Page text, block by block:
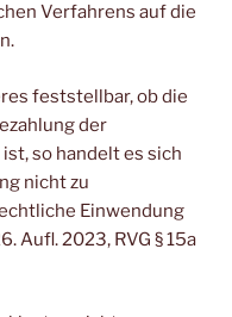
Verfahrens auf die
feststellbar, ob die
der
so handelt es sich
nicht zu
Einwendung
Aufl. 2023, RVG § 15a